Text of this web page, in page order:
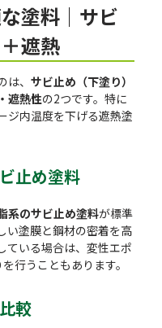
塗料｜サビ
遮熱
、 サビ止め（下塗り）
遮熱性の2つです。特に
ジ内温度を下げる遮熱塗
止め塗料
系のサビ止め塗料が標準
い塗膜と鋼材の密着を高
ている場合は、変性エポ
行うこともあります。
較